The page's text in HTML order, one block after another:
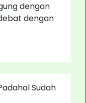
dengan
dengan